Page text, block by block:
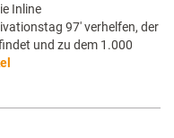
Inline
97' verhelfen, der
und zu dem 1.000